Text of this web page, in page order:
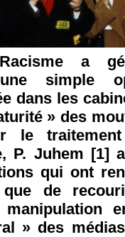
a
une simple
dans les
» des
le traitement
P. Juhem [1]
qui ont
de
manipulation
» des